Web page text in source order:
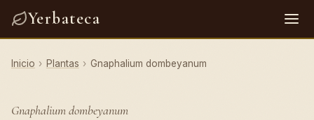
Yerbateca
Inicio › Plantas › Gnaphalium dombeyanum
Gnaphalium dombeyanum